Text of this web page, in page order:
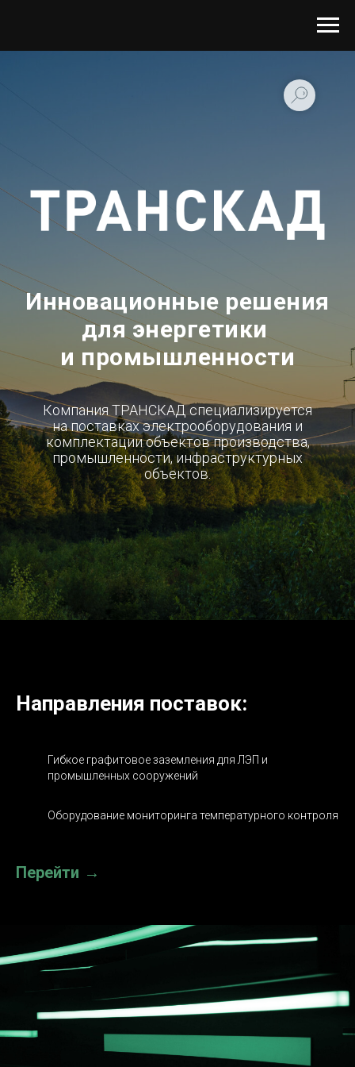
Инновационные решения
для энергетики
и промышленности
Компания ТРАНСКАД специализируется
на поставках электрооборудования и
комплектации объектов производства,
промышленности, инфраструктурных
объектов.
Направления поставок:
Гибкое графитовое заземления для ЛЭП и
промышленных сооружений
Оборудование мониторинга температурного контроля
Перейти